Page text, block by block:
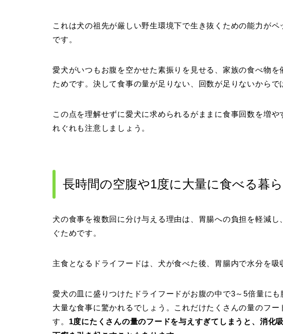
これは犬の祖先が厳しい野生環境下で生き抜くための能力が
です。
愛犬がいつもお腹を空かせた素振りを見せる、家族の食べ物
ためです。決して食事の量が足りない、回数が足りないからで
この点を理解せずに愛犬に求められるがままに食事回数を増
れぐれも注意しましょう。
長時間の空腹や1度に大量に食べる暮
犬の食事を複数回に分け与える理由は、胃腸への負担を軽減
ぐためです。
主食となるドライフードは、犬が食べた後、胃腸内で水分を吸
愛犬の皿に盛りつけたドライフードがお腹の中で3～5倍量に
大量な食事に驚かれるでしょう。これだけたくさんの量のフ
す。 1度にたくさんの量のフードを与えすぎてしまうと、消化